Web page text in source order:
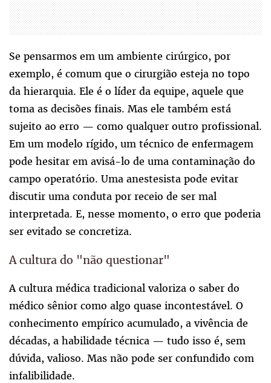
Se pensarmos em um ambiente cirúrgico, por
exemplo, é comum que o cirurgião esteja no topo
da hierarquia. Ele é o líder da equipe, aquele que
toma as decisões finais. Mas ele também está
sujeito ao erro — como qualquer outro profissional.
Em um modelo rígido, um técnico de enfermagem
pode hesitar em avisá-lo de uma contaminação do
campo operatório. Uma anestesista pode evitar
discutir uma conduta por receio de ser mal
interpretada. E, nesse momento, o erro que poderia
ser evitado se concretiza.
A cultura do "não questionar"
A cultura médica tradicional valoriza o saber do
médico sênior como algo quase incontestável. O
conhecimento empírico acumulado, a vivência de
décadas, a habilidade técnica — tudo isso é, sem
dúvida, valioso. Mas não pode ser confundido com
infalibilidade.